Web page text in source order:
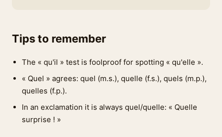
Tips to remember
The « qu'il » test is foolproof for spotting « qu'elle ».
« Quel » agrees: quel (m.s.), quelle (f.s.), quels (m.p.),
quelles (f.p.).
In an exclamation it is always quel/quelle: « Quelle
surprise ! »